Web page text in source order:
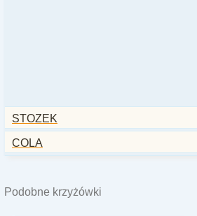
STOZEK
COLA
Podobne krzyżówki